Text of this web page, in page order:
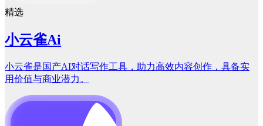
精选
小云雀Ai
小云雀是国产AI对话写作工具，助力高效内容创作，具备实
用价值与商业潜力。